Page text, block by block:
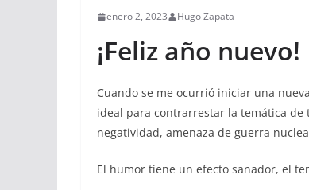
enero 2, 2023 Hugo Zapata
¡Feliz año nuevo!
Cuando se me ocurrió iniciar una
ideal para contrarrestar la temática
negatividad, amenaza de guerra
El humor tiene un efecto sanador, el